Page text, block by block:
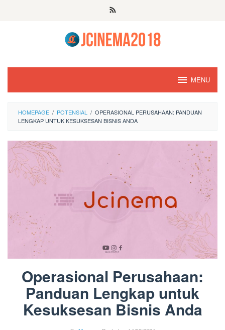
MENU
HOMEPAGE / POTENSIAL / OPERASIONAL PERUSAHAAN: PANDUAN
LENGKAP UNTUK KESUKSESAN BISNIS ANDA
Operasional Perusahaan:
Panduan Lengkap untuk
Kesuksesan Bisnis Anda